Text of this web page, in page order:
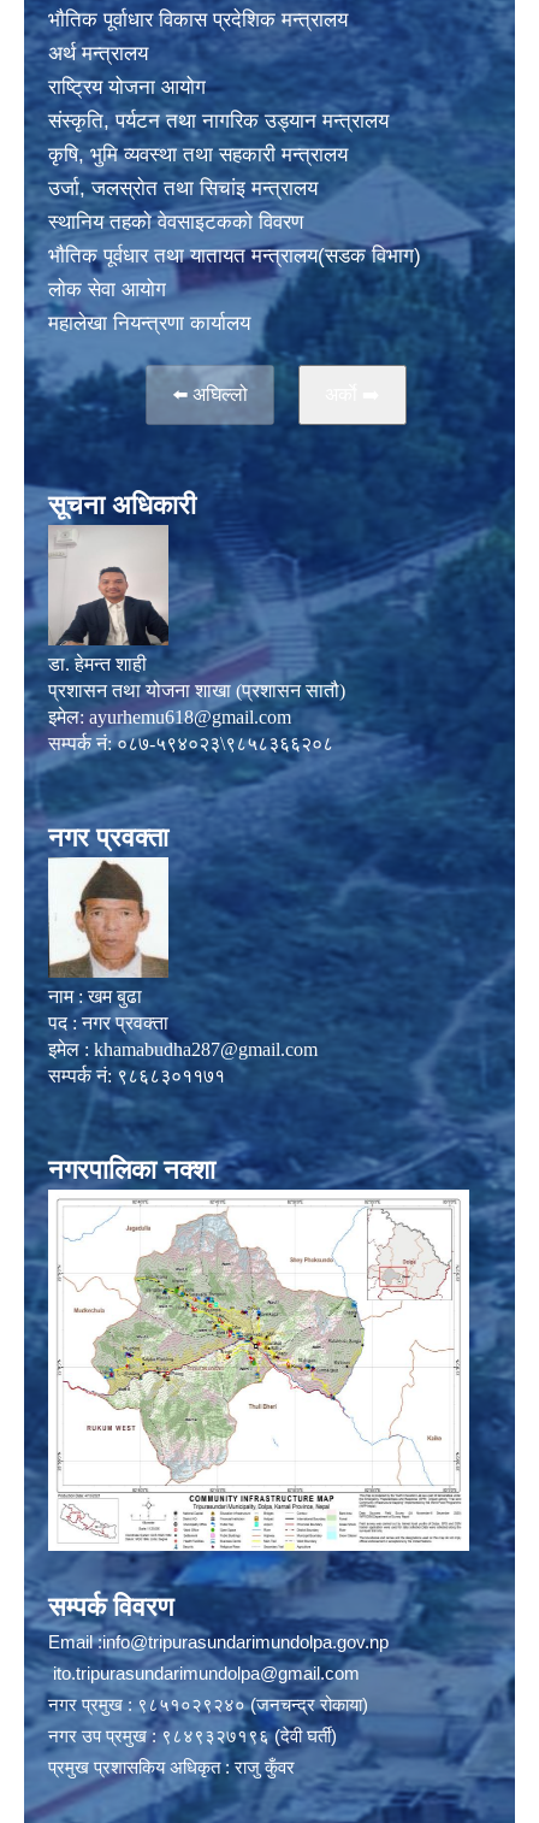
भाैतिक पूर्वाधार विकास प्रदेशिक मन्त्रालय
अर्थ मन्त्रालय
राष्ट्रिय योजना आयोग
संस्कृति, पर्यटन तथा नागरिक उड्यान मन्त्रालय
कृषि, भुमि व्यवस्था तथा सहकारी मन्त्रालय
उर्जा, जलस्राेत तथा सिचांइ मन्त्रालय
स्थानिय तहकाे वेवसाइटककाे विवरण
भाैतिक पूर्वधार तथा यातायत मन्त्रालय(सडक विभाग)
लाेक सेवा आयोग
महालेखा नियन्त्रणा कार्यालय
⬅️ अघिल्लो
सूचना अधिकारी
डा. हेमन्त शाही
प्रशासन तथा योजना शाखा (प्रशासन सातौ)
इमेल: ayurhemu618@gmail.com
सम्पर्क नं: ०८७-५९४०२३\९८५८३६६२०८
नगर प्रवक्ता
नाम : खम बुढा
पद : नगर प्रवक्ता
इमेल : khamabudha287@gmail.com
सम्पर्क नं: ९८६८३०११७१
नगरपालिका नक्शा
सम्पर्क विवरण
Email :info@tripurasundarimundolpa.gov.np
ito.tripurasundarimundolpa@gmail.com
नगर प्रमुख : ९८५१०२९२४० (जनचन्द्र रोकाया)
नगर उप प्रमुख : ९८४९३२७१९६ (देवी घर्ती)
प्रमुख प्रशासकिय अधिकृत : राजु कुँवर